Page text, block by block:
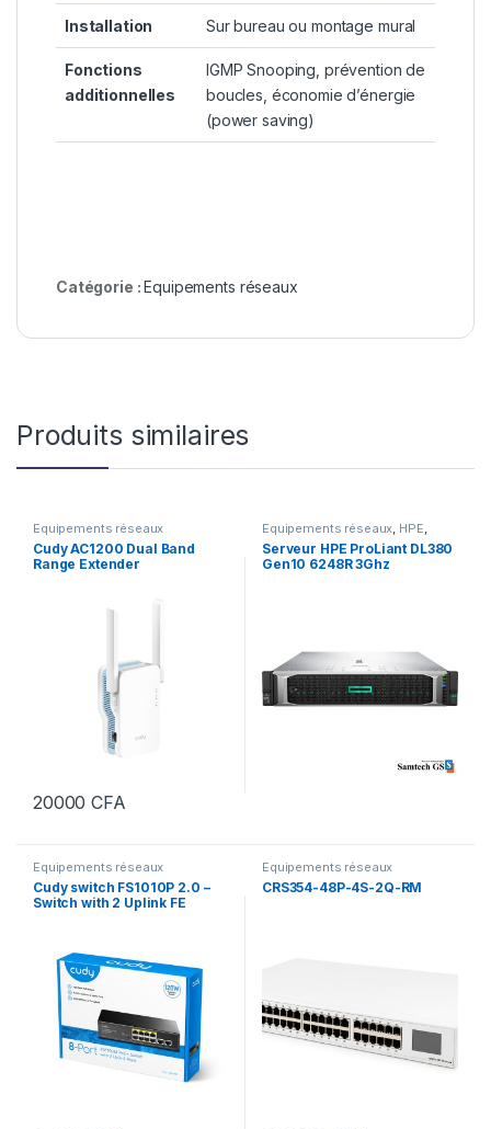
Installation Sur bureau ou montage mural
Fonctions
additionnelles
IGMP Snooping, prévention de
boucles, économie d’énergie
(power saving)
Catégorie :Equipements réseaux
Produits similaires
Equipements réseaux
Cudy AC1200 Dual Band
Range Extender
20000CFA
Equipements réseaux, HPE,
Serveurs informatiques
Serveur HPE ProLiant DL380
Gen10 6248R 3Ghz
Equipements réseaux
Cudy switch FS1010P 2.0 –
Switch with 2 Uplink FE
Equipements réseaux
CRS354-48P-4S-2Q-RM